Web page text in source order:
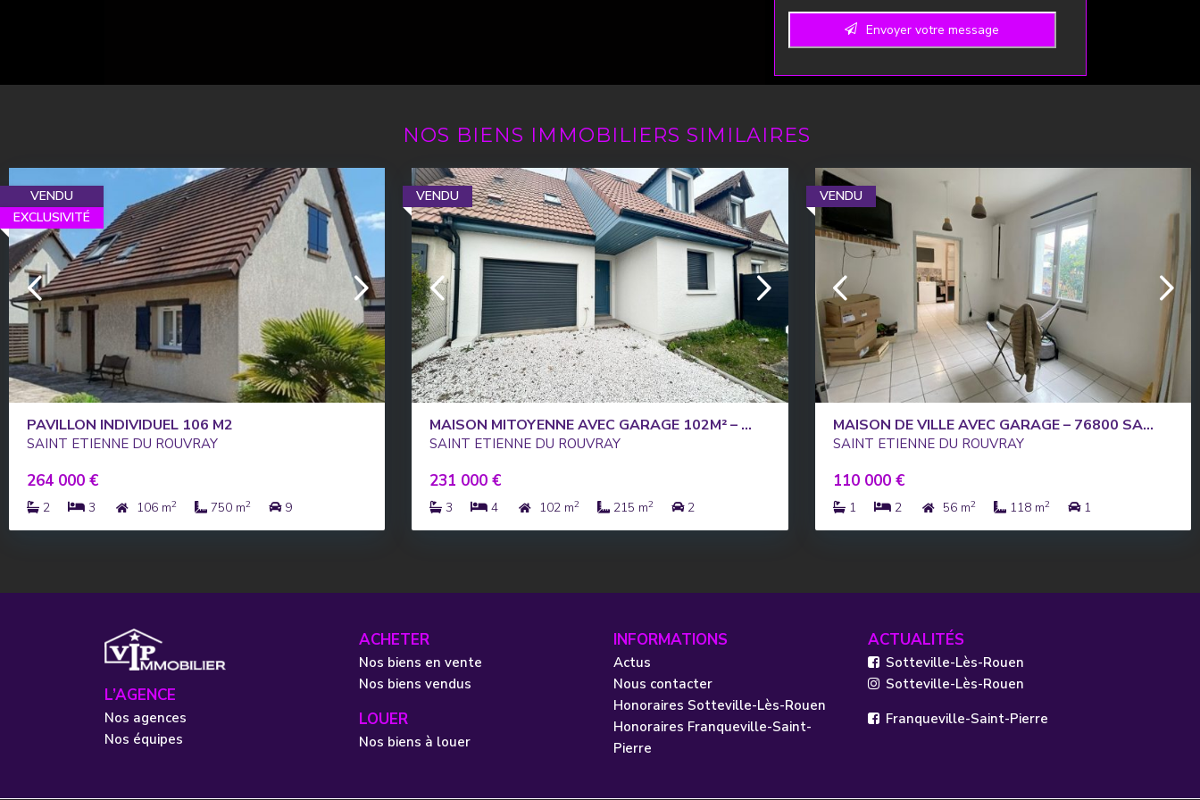
Envoyer votre message
NOS BIENS IMMOBILIERS SIMILAIRES
VENDU
EXCLUSIVITÉ
PAVILLON INDIVIDUEL 106 M2
SAINT ETIENNE DU ROUVRAY
264 000 €
2 3 106 m2 750 m2 9
VENDU
MAISON MITOYENNE AVEC GARAGE 102M² – ...
SAINT ETIENNE DU ROUVRAY
231 000 €
3 4 102 m2 215 m2 2
VENDU
MAISON DE VILLE AVEC GARAGE – 76800 SA...
SAINT ETIENNE DU ROUVRAY
110 000 €
1 2 56 m2 118 m2 1
L’AGENCE
Nos agences
Nos équipes
ACHETER
Nos biens en vente
Nos biens vendus
LOUER
Nos biens à louer
INFORMATIONS
Actus
Nous contacter
Honoraires Sotteville-Lès-Rouen
Honoraires Franqueville-Saint-
Pierre
ACTUALITÉS
Sotteville-Lès-Rouen
Sotteville-Lès-Rouen
Franqueville-Saint-Pierre